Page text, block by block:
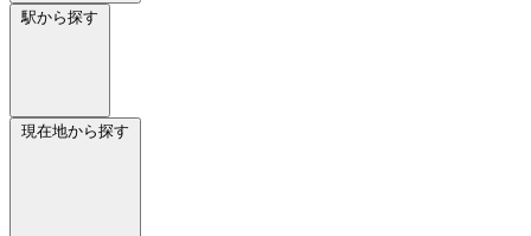
駅から探す
現在地から探す